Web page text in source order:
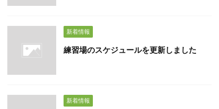
新着情報
練習場のスケジュールを更新しました
新着情報